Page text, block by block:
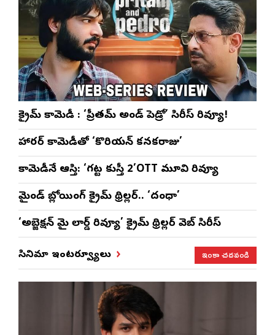
క్రైమ్ కామెడీ : ‘ప్రీతమ్ అండ్ పెడ్రో’ సిరీస్ రివ్యూ!
హారర్ కామెడీతో ‘కొరియన్ కనకరాజు’
కామెడీనే ఆస్తి: ‘గట్ట కుస్తీ 2’OTT మూవి రివ్యూ
మైండ్ బ్లోయింగ్ క్రైమ్ థ్రిల్లర్.. ‘దంధా’
‘అబ్జెక్ష‌న్ మై లార్డ్ రివ్యూ’ క్రైమ్ థ్రిల్ల‌ర్ వెబ్ సిరీస్
సినిమా ఇంటర్వ్యూలు ఇంకా చదవండి